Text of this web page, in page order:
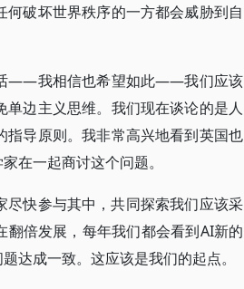
破坏世界秩序的一方都会威胁到自
话——我相信也希望如此——我们应该
边主义思维。我们现在谈论的是人
导原则。我非常高兴地看到英国也
在一起商讨这个问题。
快参与其中，共同探索我们应该采
倍发展，每年我们都会看到AI新的
达成一致。这应该是我们的起点。